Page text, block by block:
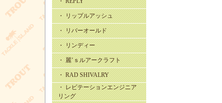
・ リップルアッシュ
・ リバーオールド
・ リンディー
・ 麗’ｓルアークラフト
・ RAD SHIVALRY
・ レビテーションエンジニア
リング